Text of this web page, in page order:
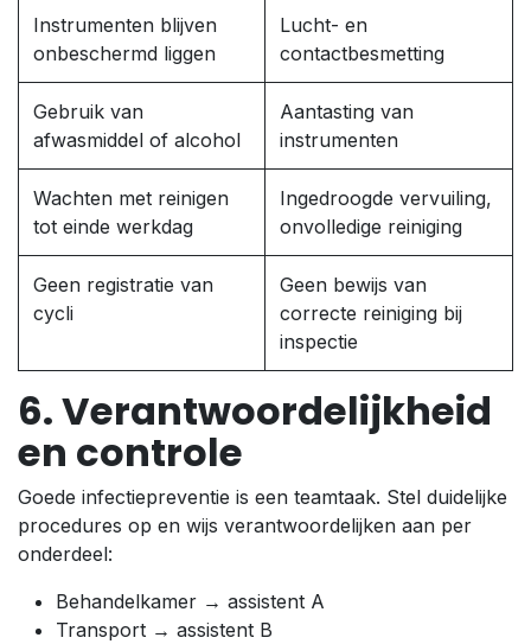
Instrumenten blijven
onbeschermd liggen
Lucht- en
contactbesmetting
Gebruik van
afwasmiddel of alcohol
Aantasting van
instrumenten
Wachten met reinigen
tot einde werkdag
Ingedroogde vervuiling,
onvolledige reiniging
Geen registratie van
cycli
Geen bewijs van
correcte reiniging bij
inspectie
6. Verantwoordelijkheid
en controle
Goede infectiepreventie is een teamtaak. Stel duidelijke
procedures op en wijs verantwoordelijken aan per
onderdeel:
Behandelkamer → assistent A
Transport → assistent B